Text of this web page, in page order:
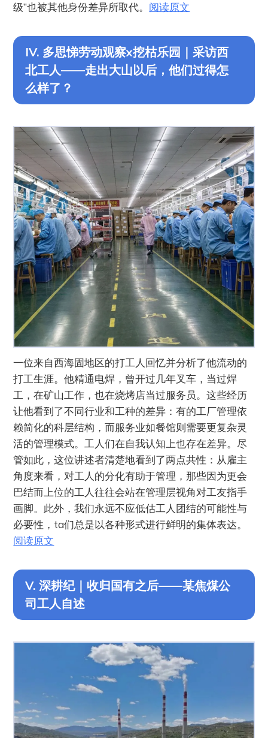
级”也被其他身份差异所取代。 阅读原文
IV. 多思悌劳动观察x挖枯乐园｜采访西
北工人——走出大山以后，他们过得怎
么样了？
一位来自西海固地区的打工人回忆并分析了他流动的
打工生涯。他精通电焊，曾开过几年叉车，当过焊
工，在矿山工作，也在烧烤店当过服务员。这些经历
让他看到了不同行业和工种的差异：有的工厂管理依
赖简化的科层结构，而服务业如餐馆则需要更复杂灵
活的管理模式。工人们在自我认知上也存在差异。尽
管如此，这位讲述者清楚地看到了两点共性：从雇主
角度来看，对工人的分化有助于管理，那些因为更会
巴结而上位的工人往往会站在管理层视角对工友指手
画脚。此外，我们永远不应低估工人团结的可能性与
必要性，ta们总是以各种形式进行鲜明的集体表达。
阅读原文
V. 深耕纪｜收归国有之后——某焦煤公
司工人自述